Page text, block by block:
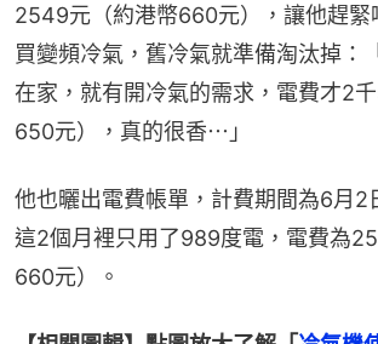
2549元（約港幣660元），讓他趕緊
買變頻冷氣，舊冷氣就準備淘汰掉：
在家，就有開冷氣的需求，電費才2
650元），真的很香⋯」
他也曬出電費帳單，計費期間為6月2
這2個月裡只用了989度電，電費為
660元）。